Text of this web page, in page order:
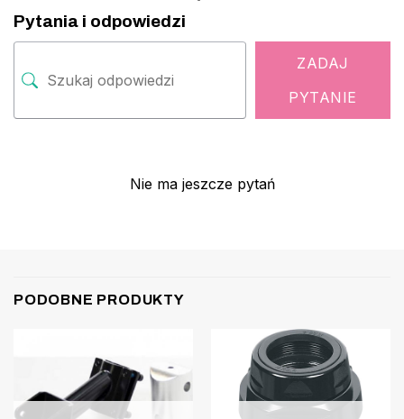
Pytania i odpowiedzi
ZADAJ
PYTANIE
Nie ma jeszcze pytań
PODOBNE PRODUKTY